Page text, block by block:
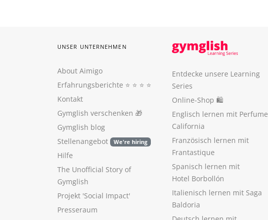
UNSER UNTERNEHMEN
About Aimigo
Erfahrungsberichte ⭐️ ⭐️ ⭐️ ⭐️
Kontakt
Gymglish verschenken 🎁
Gymglish blog
Stellenangebot
We're hiring
Hilfe
The Unofficial Story of
Gymglish
Projekt 'Social Impact'
Presseraum
Entdecke unsere Learning
Series
Online-Shop 🛍
Englisch lernen mit Perfume
California
Französisch lernen mit
Frantastique
Spanisch lernen mit
Hotel Borbollón
Italienisch lernen mit Saga
Baldoria